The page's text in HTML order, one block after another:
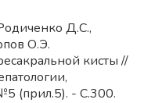
Д.С.,
О.Э.
кисты //
(прил.5). - С.300.